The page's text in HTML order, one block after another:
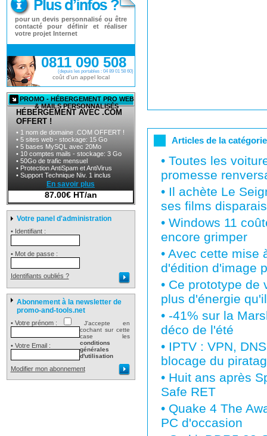
pour un devis personnalisé ou être
contacté pour définir et réaliser
votre projet Internet
0811 090 508
(depuis les portables : 04 89 01 58 60)
coût d'un appel local
PROMO - HÉBERGEMENT PRO WEB
& MAILS PERSONNALISÉS
HÉBERGEMENT AVEC .COM
OFFERT !
• 1 nom de domaine .COM OFFERT !
• 5 sites web - stockage: 15 Go
• 5 bases MySQL avec 20Mo
• 10 comptes mails - stockage: 3 Go
• 50Go de trafic mensuel
• Protection AntiSpam et AntiVirus
• Support Technique Niv. 1 inclus
En savoir plus
87.00€ HT/an
Votre panel d'administration
• Identifiant :
• Mot de passe :
Identifiants oubliés ?
Abonnement à la newsletter de
promo-and-tools.net
• Votre prénom :
• Votre Email :
J'accepte en
cochant sur cette
case les
conditions
générales
d'utilisation
Modifier mon abonnement
Articles de la
• Toutes les
promesse
• Il achète Le
ses films
• Windows 11
encore grimper
• Avec cette mise
d'édition d'image
• Ce prototype de
plus d'énergie
• -41% sur la
déco de l'été
• IPTV : VPN,
blocage du
• Huit ans après
Safe RET
• Quake 4 The
PC d'occasion